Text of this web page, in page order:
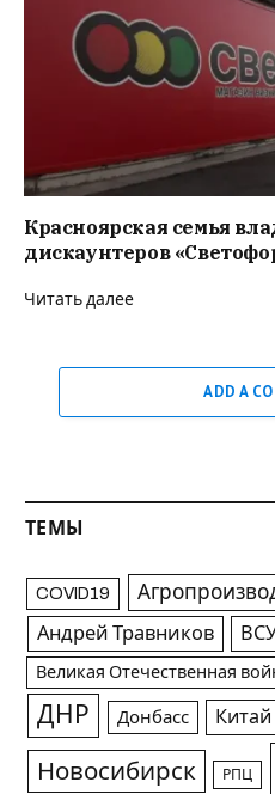
Красноярская семья
дискаунтеров
Читать далее
ADD A
ТЕМЫ
COVID19
Андрей Травников
Великая Отечественная
ДНР Донбасс Китай
Новосибирск РПЦ